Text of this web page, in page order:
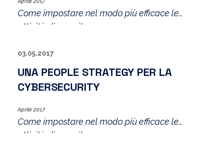
Come impostare nel modo più efficace le
attività di security awareness…
03.05.2017
UNA PEOPLE STRATEGY PER LA
CYBERSECURITY
Aprile 2017
Come impostare nel modo più efficace le
attività di security awareness…